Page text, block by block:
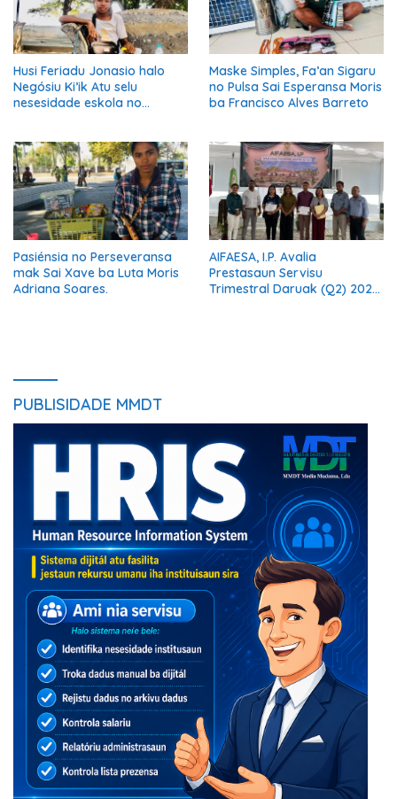
Husi Feriadu Jonasio halo
Negósiu Ki’ik Atu selu
nesesidade eskola no
Maske Simples, Fa’an Sigaru
no Pulsa Sai Esperansa Moris
ba Francisco Alves Barreto
Pasiénsia no Perseveransa
mak Sai Xave ba Luta Moris
Adriana Soares.
AIFAESA, I.P. Avalia
Prestasaun Servisu
Trimestral Daruak (Q2) 2026
PUBLISIDADE MMDT